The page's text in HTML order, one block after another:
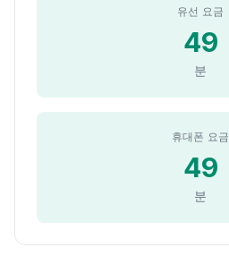
유선 요금
49
분
휴대폰 요금
49
분